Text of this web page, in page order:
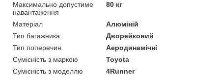
Максимально допустиме
навантаження
80 кг
Матеріал
Алюміній
Тип багажника
Дворейковий
Тип поперечин
Аеродинамічні
Сумісність з маркою
Toyota
Сумісність з моделлю
4Runner